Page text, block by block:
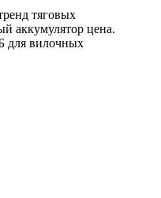
тяговых
аккумулятор цена.
для вилочных